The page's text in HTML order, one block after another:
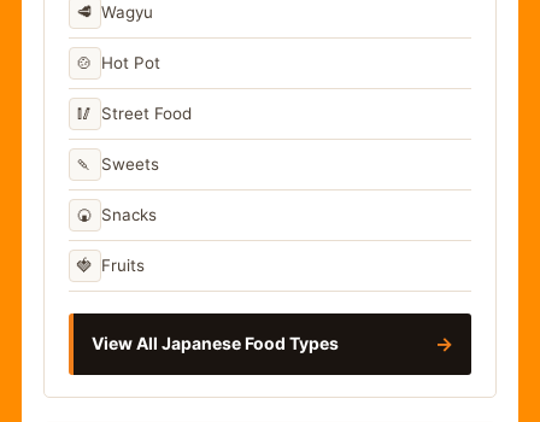
🥩 Wagyu
🍲 Hot Pot
🥢 Street Food
🍡 Sweets
🍘 Snacks
🍓 Fruits
View All Japanese Food Types →